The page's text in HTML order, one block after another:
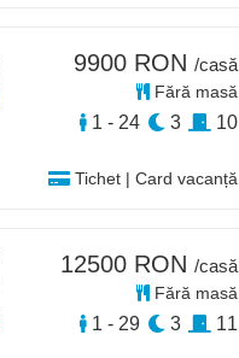
Tichet | Card vacanță
9900 RON /casă
Fără masă
1 - 24 3 10
12500 RON /casă
Fără masă
1 - 29 3 11